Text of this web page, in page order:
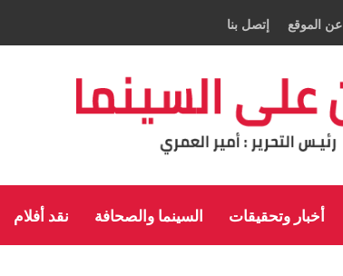
عن الموقع إتصل بنا
أخبار وتحقيقات السينما والصحافة نقد أفلام